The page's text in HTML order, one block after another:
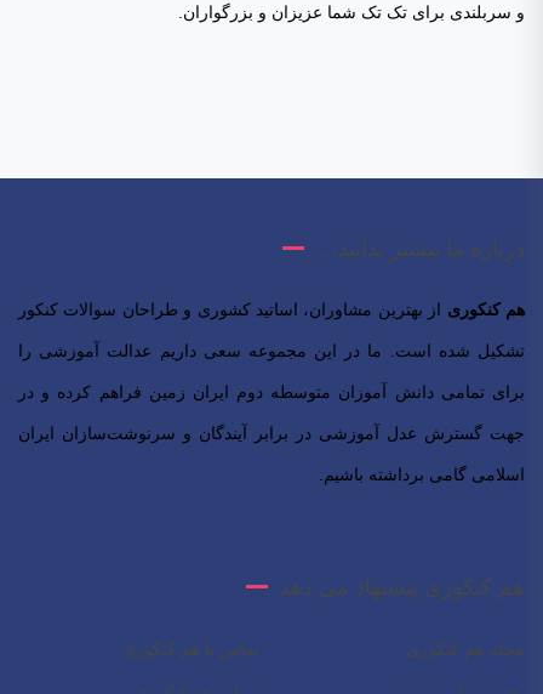
و سربلندی برای تک تک شما عزیزان و بزرگواران.
درباره ما بیشتر بدانید…
هم کنکوری از بهترین مشاوران، اساتید کشوری و طراحان سوالات کنکور
تشکیل شده است. ما در این مجموعه سعی داریم عدالت آموزشی را
برای تمامی دانش آموزان متوسطه دوم ایران زمین فراهم کرده و در
جهت گسترش عدل آموزشی در برابر آیندگان و سرنوشت‌سازان ایران
اسلامی‌ گامی برداشته باشیم.
هم کنکوری پیشنهاد می دهد
مجله هم کنکوری تماس با هم کنکوری